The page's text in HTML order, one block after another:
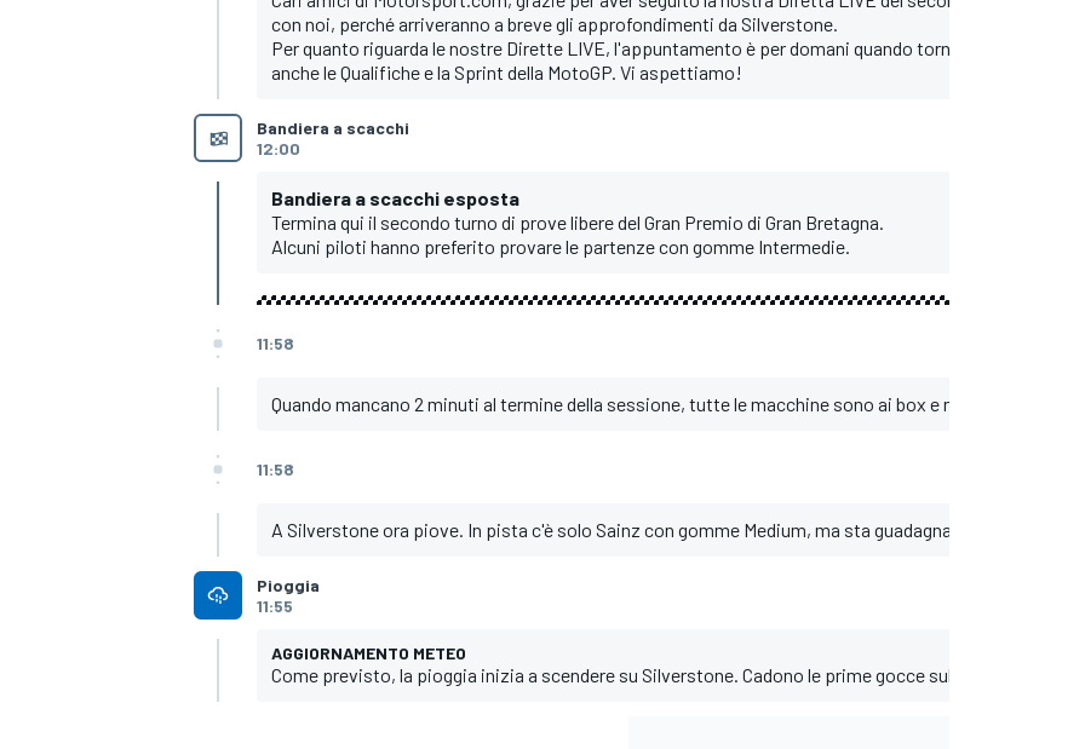
ENDURANCE/GT
con noi, perché arriveranno a breve gli approfondimenti da Silverstone.
Per quanto riguarda le nostre Dirette LIVE, l'appuntamento è per domani quando torneremo per
anche le Qualifiche e la Sprint della MotoGP. Vi aspettiamo!
Bandiera a scacchi
12:00
Bandiera a scacchi esposta
Termina qui il secondo turno di prove libere del Gran Premio di Gran Bretagna.
Alcuni piloti hanno preferito provare le partenze con gomme Intermedie.
11:58
Quando mancano 2 minuti al termine della sessione, tutte le macchine sono ai box e non uscirà più
11:58
A Silverstone ora piove. In pista c'è solo Sainz con gomme Medium, ma sta guadagnando la corsia
Pioggia
11:55
AGGIORNAMENTO METEO
Come previsto, la pioggia inizia a scendere su Silverstone. Cadono le prime gocce sul paddock e in